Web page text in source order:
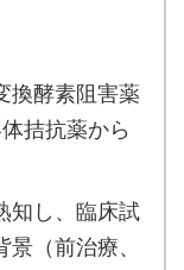
換酵素阻害薬
拮抗薬から
知し、臨床試
（前治療、